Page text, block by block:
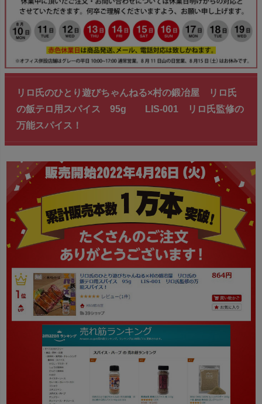
リロ氏のひとり遊びちゃんねる×村の鍛冶屋 リロ氏
の飯テロ用スパイス 95g LIS-001 リロ氏監修の
万能スパイス！